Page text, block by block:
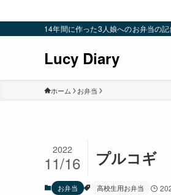
14年間に作った3人娘へのお弁当の
Lucy Diary
ホーム お弁当
プルコギ
2022
11/16
お弁当 高校生用お弁当